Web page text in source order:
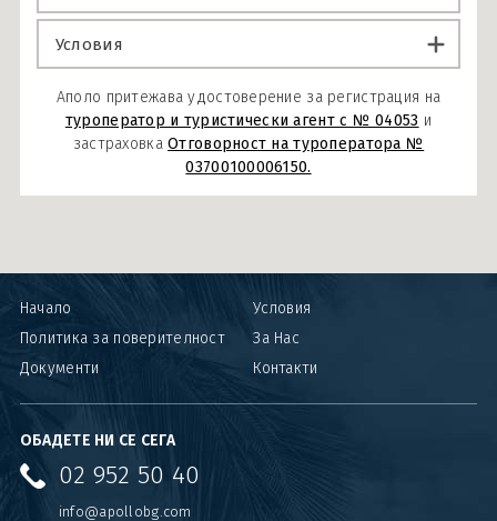
Условия
Аполо притежава удостоверение за регистрация на
туроператор и туристически агент с № 04053 и
застраховкаОтговорност на туроператора №
03700100006150.
Начало
Условия
Политика за поверителност
За Нас
Документи
Контакти
ОБАДЕТЕ НИ СЕ СЕГА
02 952 50 40
info@apollobg.com